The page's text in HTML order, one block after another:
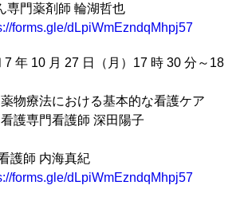
剤師 輪湖哲也
forms.gle/dLpiWmEzndqMhpj57
7 年 10 月 27 日（月）17 時 30 分～18
薬物療法における基本的な看護ケア
ん看護専門看護師 深田陽子
護師 内海真紀
forms.gle/dLpiWmEzndqMhpj57